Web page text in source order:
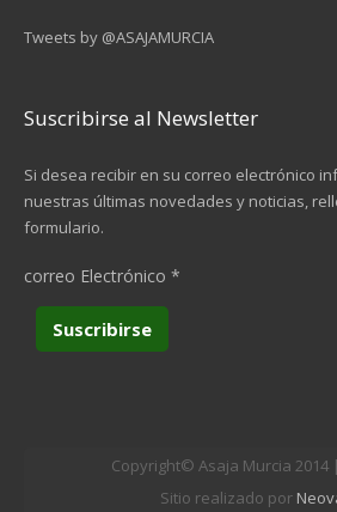
Tweets by @ASAJAMURCIA
Suscribirse al Newsletter
Si desea recibir en su correo electrónico
nuestras últimas novedades y noticias,
formulario.
correo Electrónico *
Copyright© Asaja Murcia 2014 |
Sitio realizado por